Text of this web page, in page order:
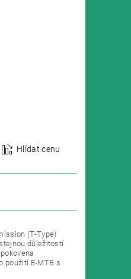
Hlídat cenu
(T-Type)
důležitostí
použití E-MTB s